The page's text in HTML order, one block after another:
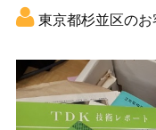
東京都杉並区のお